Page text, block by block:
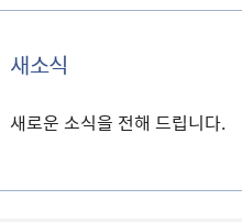
새소식
새로운 소식을 전해 드립니다.